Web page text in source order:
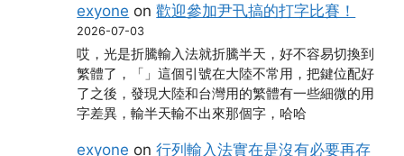
exyone on歡迎參加尹卂搞的打字比賽！
2026-07-03
哎，光是折騰輸入法就折騰半天，好不容易切換到
繁體了，「」這個引號在大陸不常用，把鍵位配好
了之後，發現大陸和台灣用的繁體有一些細微的用
字差異，輸半天輸不出來那個字，哈哈
exyone on行列輸入法實在是沒有必要再存